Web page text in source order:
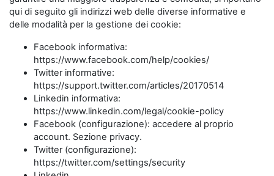
qui di seguito gli indirizzi web delle diverse informative e
delle modalità per la gestione dei cookie:
Facebook informativa:
https://www.facebook.com/help/cookies/
Twitter informative:
https://support.twitter.com/articles/20170514
Linkedin informativa:
https://www.linkedin.com/legal/cookie-policy
Facebook (configurazione): accedere al proprio
account. Sezione privacy.
Twitter (configurazione):
https://twitter.com/settings/security